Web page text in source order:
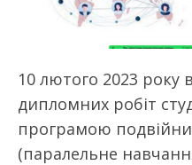
10 лютого 2023 року
дипломних робіт
програмою
(паралельне